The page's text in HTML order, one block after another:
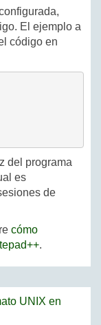
El ejemplo a
código en
del programa
es
de
cómo
.
UNIX en